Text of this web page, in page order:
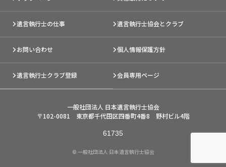
遺言執行士の仕事 遺言執行士協会とクラブ
お問い合わせ 個人情報保護方針
遺言執行士クラブ登録 会員専用ページ
一般社団法人 日本遺言執行士協会
〒102-0081 東京都千代田区四番町4番8 野村ビル4階
© 一般社団法人 日本遺言執行士協会